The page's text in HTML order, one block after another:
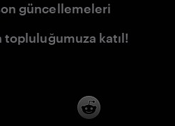
güncellemeleri
katıl!